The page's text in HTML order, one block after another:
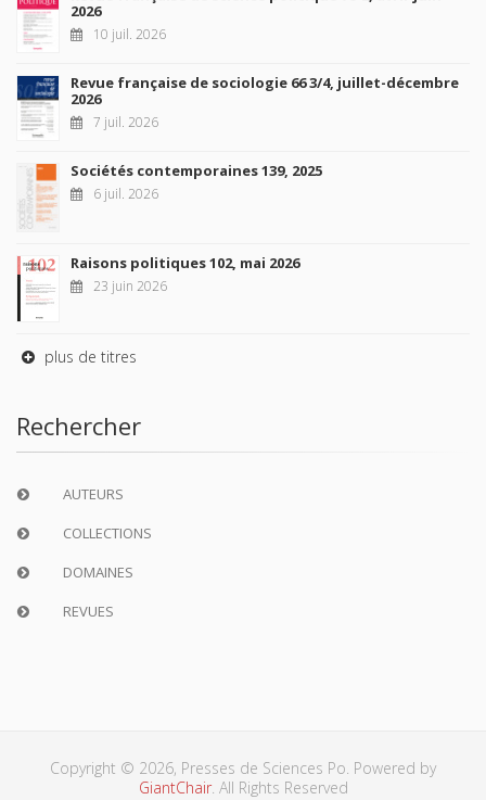
2026
10 juil. 2026
Revue française de sociologie 66 3/4, juillet-décembre
2026
7 juil. 2026
Sociétés contemporaines 139, 2025
6 juil. 2026
Raisons politiques 102, mai 2026
23 juin 2026
plus de titres
Rechercher
AUTEURS
COLLECTIONS
DOMAINES
REVUES
Copyright © 2026, Presses de Sciences Po. Powered by
GiantChair. All Rights Reserved